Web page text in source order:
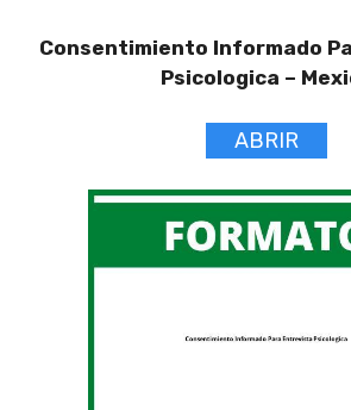
Consentimiento Informado
Psicologica –
ABRIR